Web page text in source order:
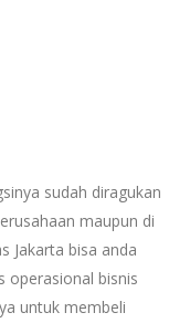
sudah diragukan
maupun di
Jakarta bisa anda
operasional bisnis
untuk membeli